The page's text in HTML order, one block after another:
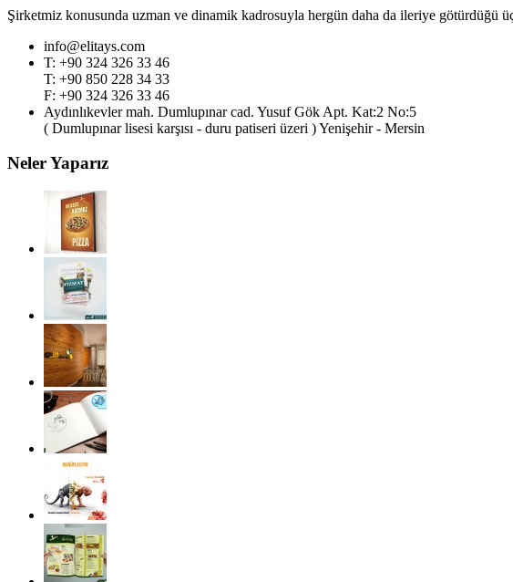
Şirketmiz konusunda uzman ve dinamik kadrosuyla hergün daha da ileriye götürdüğü
info@elitays.com
T: +90 324 326 33 46
T: +90 850 228 34 33
F: +90 324 326 33 46
Aydınlıkevler mah. Dumlupınar cad. Yusuf Gök Apt. Kat:2 No:5
( Dumlupınar lisesi karşısı - duru patiseri üzeri ) Yenişehir - Mersin
Neler Yaparız